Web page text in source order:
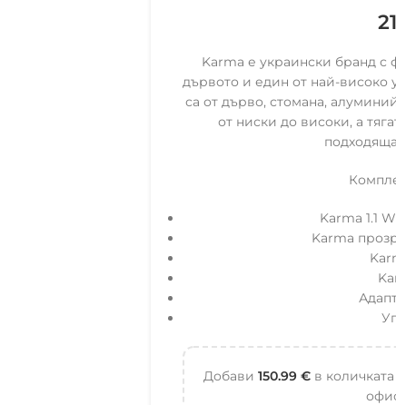
Karma е украински бранд с
дървото и един от най-
са от дърво, стомана,
от ниски до високи, а
Karma 1.1
Karma
Добави 150.99 €в